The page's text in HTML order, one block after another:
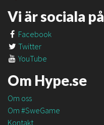
Vi är sociala på
Facebook
Twitter
YouTube
Om Hype.se
Om oss
Om #SweGame
Kontakt